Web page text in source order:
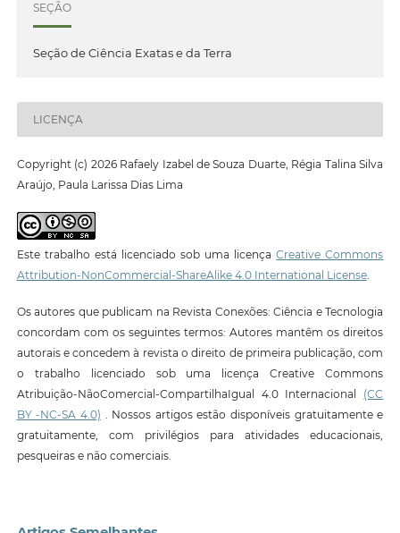
SEÇÃO
Seção de Ciência Exatas e da Terra
LICENÇA
Copyright (c) 2026 Rafaely Izabel de Souza Duarte, Régia Talina Silva
Araújo, Paula Larissa Dias Lima
Este trabalho está licenciado sob uma licençaCreative Commons
Attribution-NonCommercial-ShareAlike 4.0 International License.
Os autores que publicam na Revista Conexões: Ciência e Tecnologia
concordam com os seguintes termos: Autores mantêm os direitos
autorais e concedem à revista o direito de primeira publicação, com
o trabalho licenciado sob uma licença Creative Commons
Atribuição-NãoComercial-CompartilhaIgual 4.0 Internacional (CC
BY -NC-SA 4.0) . Nossos artigos estão disponíveis gratuitamente e
gratuitamente, com privilégios para atividades educacionais,
pesqueiras e não comerciais.